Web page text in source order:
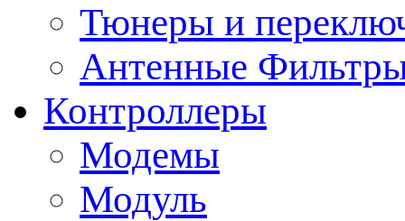
Тюнеры и
Антенные
Контроллеры
Модемы
Модуль